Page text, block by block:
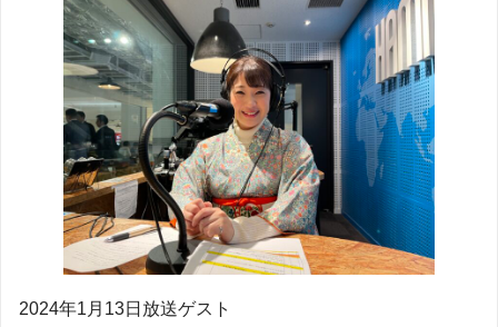
2024年1月13日放送ゲスト